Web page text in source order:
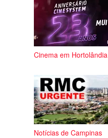
Cinema em Hortolândia
Notícias de Campinas